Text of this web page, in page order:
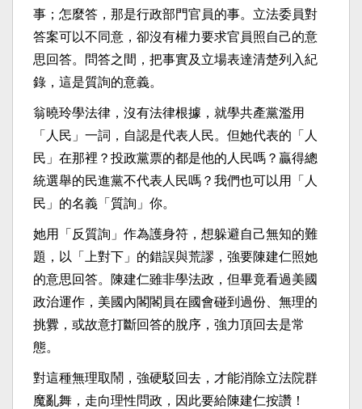
事；怎麼答，那是行政部門官員的事。立法委員對
答案可以不同意，卻沒有權力要求官員照自己的意
思回答。問答之間，把事實及立場表達清楚列入紀
錄，這是質詢的意義。
翁曉玲學法律，沒有法律根據，就學共產黨濫用
「人民」一詞，自認是代表人民。但她代表的「人
民」在那裡？投政黨票的都是他的人民嗎？贏得總
統選舉的民進黨不代表人民嗎？我們也可以用「人
民」的名義「質詢」你。
她用「反質詢」作為護身符，想躲避自己無知的難
題，以「上對下」的錯誤與荒謬，強要陳建仁照她
的意思回答。陳建仁雖非學法政，但畢竟看過美國
政治運作，美國內閣閣員在國會碰到過份、無理的
挑釁，或故意打斷回答的脫序，強力頂回去是常
態。
對這種無理取鬧，強硬駁回去，才能消除立法院群
魔亂舞，走向理性問政，因此要給陳建仁按讚！